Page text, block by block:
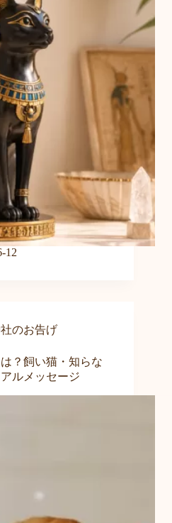
12
のお告げ
？飼い猫・知らな
ルメッセージ